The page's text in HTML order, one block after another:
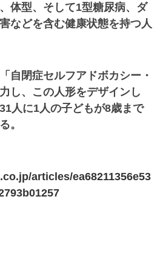
体型、そして1型糖尿病、ダ
などを含む健康状態を持つ人
自閉症セルフアドボカシー・
し、この人形をデザインし
人に1人の子どもが8歳まで
。
articles/ea68211356e53